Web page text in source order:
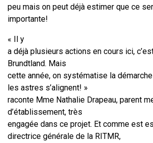
peu mais on peut déjà estimer que ce
importante!
« Il y
a déjà plusieurs actions en cours ici,
Brundtland. Mais
cette année, on systématise la
les astres s’alignent! »
raconte Mme Nathalie Drapeau, parent
d’établissement, très
engagée dans ce projet. Et comme est
directrice générale de la RITMR,